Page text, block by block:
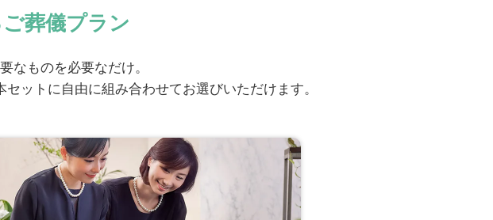
葬儀プラン
なものを必要なだけ。
ットに自由に組み合わせてお選びいただけます。